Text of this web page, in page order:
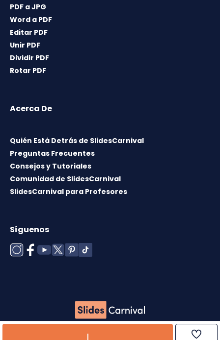
PDF a JPG
Word a PDF
Editar PDF
Unir PDF
Dividir PDF
Rotar PDF
Acerca De
Quién Está Detrás de SlidesCarnival
Preguntas Frecuentes
Consejos y Tutoriales
Comunidad de SlidesCarnival
SlidesCarnival para Profesores
Síguenos
Copyright © 2026 ·Término de uso·Licencia de
Política de cookies